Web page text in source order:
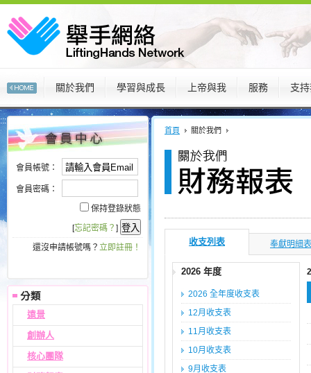
關於我們 學習與成長 上帝與我 服務 支
:::
會員帳號：
會員密碼：
保持登錄狀態
[忘記密碼？ ]
還沒申請帳號嗎？ 立即註冊！
遠景
創辦人
核心團隊
:::
首頁 關於我們
收支列表 奉獻明細表
2026 年度
2026 全年度收支表
12月收支表
11月收支表
10月收支表
9月收支表